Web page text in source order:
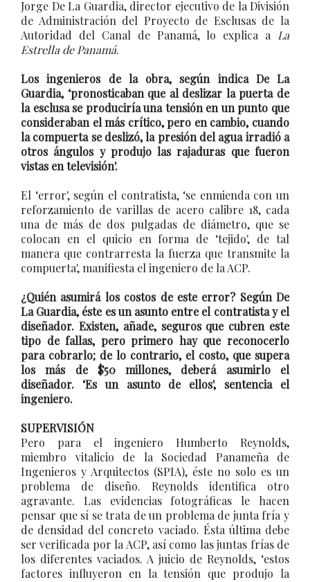
Jorge De La Guardia, director ejecutivo de la División
de Administración del Proyecto de Esclusas de la
Autoridad del Canal de Panamá, lo explica a La
Estrella de Panamá.
Los ingenieros de la obra, según indica De La
Guardia, ‘pronosticaban que al deslizar la puerta de
la esclusa se produciría una tensión en un punto que
consideraban el más crítico, pero en cambio, cuando
la compuerta se deslizó, la presión del agua irradió a
otros ángulos y produjo las rajaduras que fueron
vistas en televisión'.
El ‘error', según el contratista, ‘se enmienda con un
reforzamiento de varillas de acero calibre 18, cada
una de más de dos pulgadas de diámetro, que se
colocan en el quicio en forma de ‘tejido', de tal
manera que contrarresta la fuerza que transmite la
compuerta', manifiesta el ingeniero de la ACP.
¿Quién asumirá los costos de este error? Según De
La Guardia, éste es un asunto entre el contratista y el
diseñador. Existen, añade, seguros que cubren este
tipo de fallas, pero primero hay que reconocerlo
para cobrarlo; de lo contrario, el costo, que supera
los más de $50 millones, deberá asumirlo el
diseñador. ‘Es un asunto de ellos', sentencia el
ingeniero.
SUPERVISIÓN
Pero para el ingeniero Humberto Reynolds,
miembro vitalicio de la Sociedad Panameña de
Ingenieros y Arquitectos (SPIA), éste no solo es un
problema de diseño. Reynolds identifica otro
agravante. Las evidencias fotográficas le hacen
pensar que sí se trata de un problema de junta fría y
de densidad del concreto vaciado. Ésta última debe
ser verificada por la ACP, así como las juntas frías de
los diferentes vaciados. A juicio de Reynolds, ‘estos
factores influyeron en la tensión que produjo la